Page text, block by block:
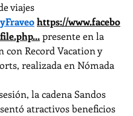
viajes
https://www.facebo
... presente en la
con Record Vacation y
realizada en Nómada
la cadena Sandos
atractivos beneficios